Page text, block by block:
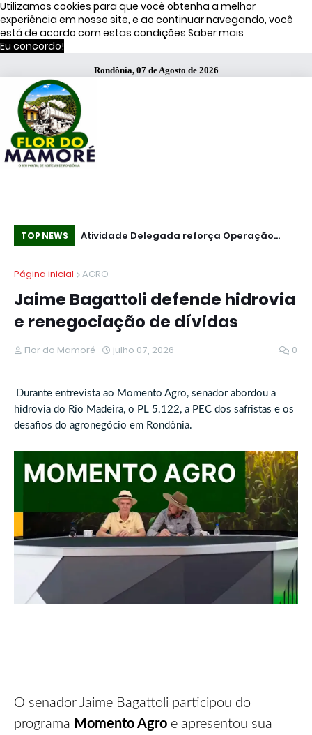
Utilizamos cookies para que você obtenha a melhor
experiência em nosso site, e ao continuar navegando, você
está de acordo com estas condições Saber mais
Eu concordo!
Rondônia, 07 de Agosto de 2026
TOP NEWS
Atividade Delegada reforça Operação
51% dos brasileiros têm visão negativa de
Página inicial
AGRO
Jaime Bagattoli defende hidrovia
e renegociação de dívidas
Flor do Mamoré julho 07, 2026 0
Durante entrevista ao Momento Agro, senador abordou a
hidrovia do Rio Madeira, o PL 5.122, a PEC dos safristas e os
desafios do agronegócio em Rondônia.
O senador Jaime Bagattoli participou do
programa Momento Agro e apresentou sua